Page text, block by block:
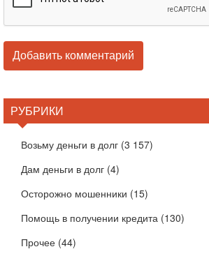
РУБРИКИ
Возьму деньги в долг (3 157)
Дам деньги в долг (4)
Осторожно мошенники (15)
Помощь в получении кредита (130)
Прочее (44)